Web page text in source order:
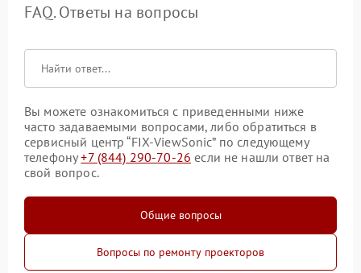
FAQ. Ответы на вопросы
Вы можете ознакомиться с приведенными ниже
часто задаваемыми вопросами, либо обратиться в
сервисный центр “FIX-ViewSonic” по следующему
телефону+7 (844) 290-70-26 если не нашли ответ на
свой вопрос.
Общие вопросы
Вопросы по ремонту проекторов